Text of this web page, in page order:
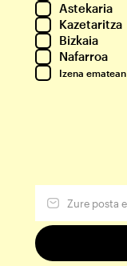
Astekaria
Kazetaritza
Bizkaia
Nafarroa
Izena ematean